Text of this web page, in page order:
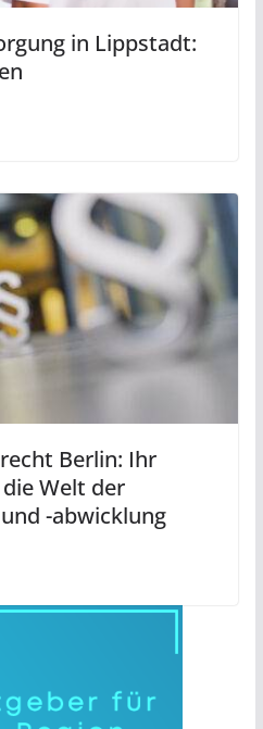
in Lippstadt:
Berlin: Ihr
Welt der
-abwicklung